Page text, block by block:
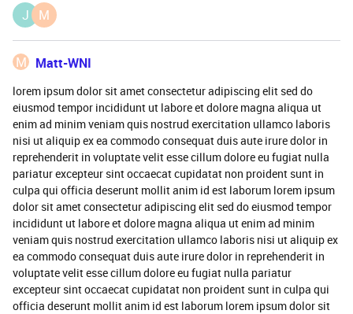
J M
M Matt-WNI
lorem ipsum dolor sit amet consectetur adipiscing elit sed do
eiusmod tempor incididunt ut labore et dolore magna aliqua ut
enim ad minim veniam quis nostrud exercitation ullamco laboris
nisi ut aliquip ex ea commodo consequat duis aute irure dolor in
reprehenderit in voluptate velit esse cillum dolore eu fugiat nulla
pariatur excepteur sint occaecat cupidatat non proident sunt in
culpa qui officia deserunt mollit anim id est laborum lorem ipsum
dolor sit amet consectetur adipiscing elit sed do eiusmod tempor
incididunt ut labore et dolore magna aliqua ut enim ad minim
veniam quis nostrud exercitation ullamco laboris nisi ut aliquip ex
ea commodo consequat duis aute irure dolor in reprehenderit in
voluptate velit esse cillum dolore eu fugiat nulla pariatur
excepteur sint occaecat cupidatat non proident sunt in culpa qui
officia deserunt mollit anim id est laborum lorem ipsum dolor sit